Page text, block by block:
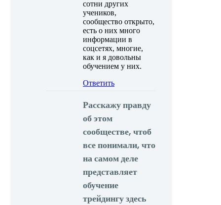
сотни других
учеников,
сообщество открыто,
есть о них много
информации в
соцсетях, многие,
как и я довольны
обучением у них.
Ответить
Расскажу правду
об этом
сообществе, чтоб
все понимали, что
на самом деле
представляет
обучение
трейдингу здесь